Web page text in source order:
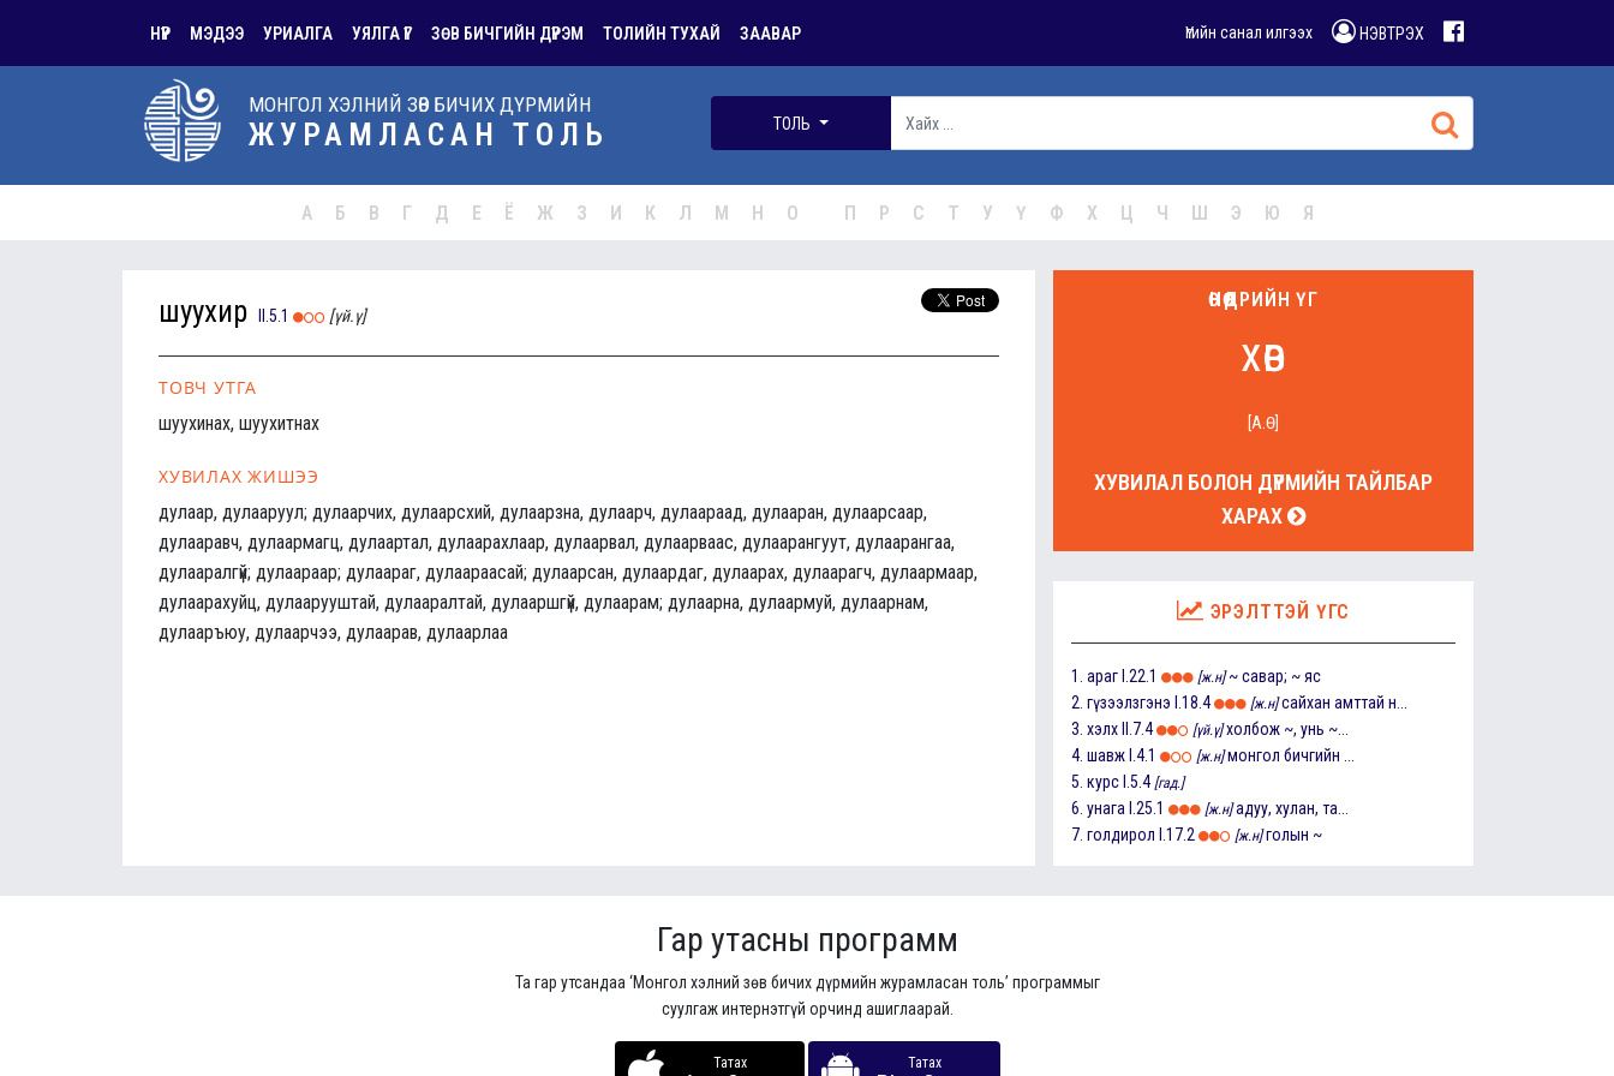
НҮҮР МЭДЭЭ УРИАЛГА УЯЛГА ҮГ ЗӨВ БИЧГИЙН ДҮРЭМ ТОЛИЙН ТУХАЙ ЗААВАР Үгийн санал илгээх НЭВТРЭХ
МОНГОЛ ХЭЛНИЙ ЗӨВ БИЧИХ ДҮРМИЙН
ЖУРАМЛАСАН ТОЛЬ ТОЛЬ
А Б В Г Д Е Ё Ж З И К Л М Н О П Р С Т У Ү Ф Х Ц Ч Ш Э Ю Я
шуухир II.5.1 [үй.ү]
ТОВЧ УТГА
шуухинах, шуухитнах
ХУВИЛАХ ЖИШЭЭ
дулаар, дулааруул; дулаарчих, дулаарсхий, дулаарзна, дулаарч, дулаараад, дулааран, дулаарсаар,
дулааравч, дулаармагц, дулаартал, дулаарахлаар, дулаарвал, дулаарваас, дулаарангуут, дулаарангаа,
дулааралгүй; дулаараар; дулаараг, дулаараасай; дулаарсан, дулаардаг, дулаарах, дулаарагч, дулаармаар,
дулаарахуйц, дулаарууштай, дулааралтай, дулааршгүй, дулаарам; дулаарна, дулаармуй, дулаарнам,
дулааръюу, дулаарчээ, дулаарав, дулаарлаа
ӨНӨӨДРИЙН ҮГ
хөв
[А.Ө]
ХУВИЛАЛ БОЛОН ДҮРМИЙН ТАЙЛБАР
ХАРАХ
ЭРЭЛТТЭЙ ҮГС
1. араг I.22.1 [ж.н] ~ савар; ~ яс
2. гүзээлзгэнэ I.18.4 [ж.н] сайхан амттай н...
3. хэлх II.7.4 [үй.ү] холбож ~, унь ~...
4. шавж I.4.1 [ж.н] монгол бичгийн ...
5. курс I.5.4 [гад.]
6. унага I.25.1 [ж.н] адуу, хулан, та...
7. голдирол I.17.2 [ж.н] голын ~
Гар утасны программ
Та гар утсандаа ‘Монгол хэлний зөв бичих дүрмийн журамласан толь’ программыг
суулгаж интернэтгүй орчинд ашиглаарай.
Татах Татах